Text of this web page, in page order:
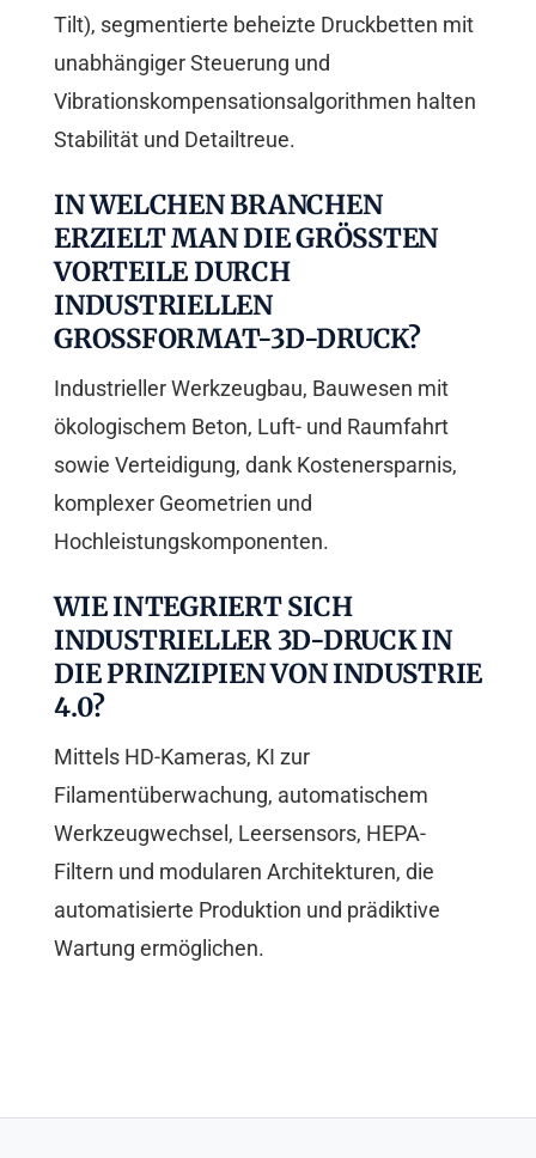
Tilt), segmentierte beheizte Druckbetten mit
unabhängiger Steuerung und
Vibrationskompensationsalgorithmen halten
Stabilität und Detailtreue.
IN WELCHEN BRANCHEN
ERZIELT MAN DIE GRÖSSTEN V
ORTEILE DURCH I
NDUSTRIELLEN G
ROSSFORMAT-3D-DRUCK?
Industrieller Werkzeugbau, Bauwesen mit
ökologischem Beton, Luft- und Raumfahrt
sowie Verteidigung, dank Kostenersparnis,
komplexer Geometrien und
Hochleistungskomponenten.
WIE INTEGRIERT SICH
INDUSTRIELLER 3D-DRUCK IN
DIE PRINZIPIEN VON INDUSTRIE
4.0?
Mittels HD-Kameras, KI zur
Filamentüberwachung, automatischem
Werkzeugwechsel, Leersensors, HEPA-
Filtern und modularen Architekturen, die
automatisierte Produktion und prädiktive
Wartung ermöglichen.